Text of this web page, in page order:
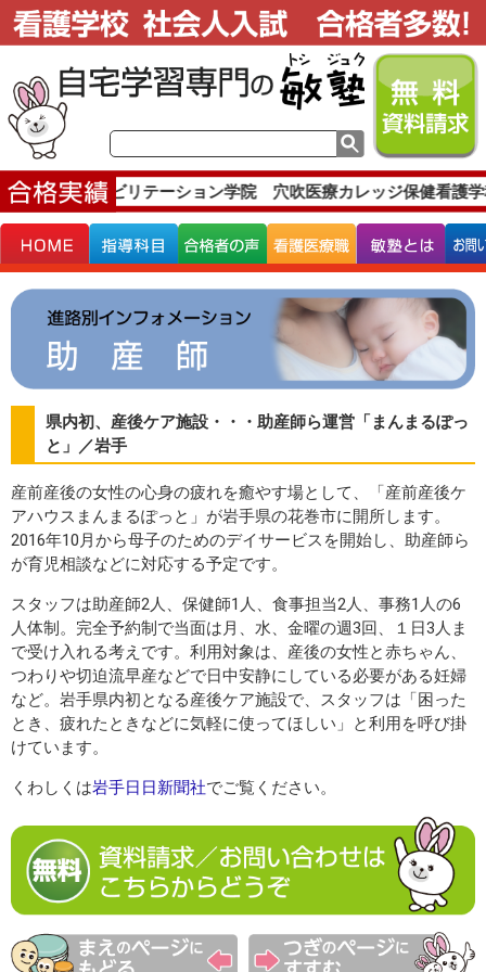
。琉球リハビリテーション学院 穴吹医療カレッジ保健看護
県内初、産後ケア施設・・・助産師ら運営「まんまるぽっ
と」／岩手
産前産後の女性の心身の疲れを癒やす場として、「産前産後ケ
アハウスまんまるぽっと」が岩手県の花巻市に開所します。
2016年10月から母子のためのデイサービスを開始し、助産師ら
が育児相談などに対応する予定です。
スタッフは助産師2人、保健師1人、食事担当2人、事務1人の6
人体制。完全予約制で当面は月、水、金曜の週3回、１日3人ま
で受け入れる考えです。利用対象は、産後の女性と赤ちゃん、
つわりや切迫流早産などで日中安静にしている必要がある妊婦
など。岩手県内初となる産後ケア施設で、スタッフは「困った
とき、疲れたときなどに気軽に使ってほしい」と利用を呼び掛
けています。
くわしくは岩手日日新聞社でご覧ください。